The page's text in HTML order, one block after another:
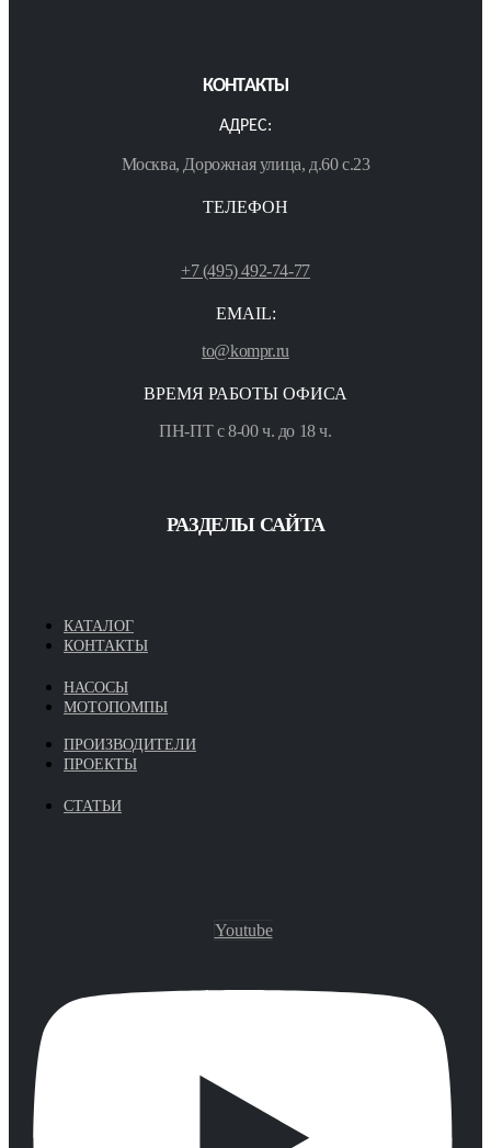
КОНТАКТЫ
АДРЕС:
Москва, Дорожная улица, д.60 с.23
ТЕЛЕФОН
+7 (495) 492-74-77
EMAIL:
to@kompr.ru
ВРЕМЯ РАБОТЫ ОФИСА
ПН-ПТ с 8-00 ч. до 18 ч.
РАЗДЕЛЫ САЙТА
КАТАЛОГ
КОНТАКТЫ
НАСОСЫ
МОТОПОМПЫ
ПРОИЗВОДИТЕЛИ
ПРОЕКТЫ
СТАТЬИ
Youtube